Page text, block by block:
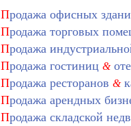
Продажа офисных
Продажа торговых
Продажа
Продажа гостиниц &
Продажа ресторанов &
Продажа арендных
Продажа складской